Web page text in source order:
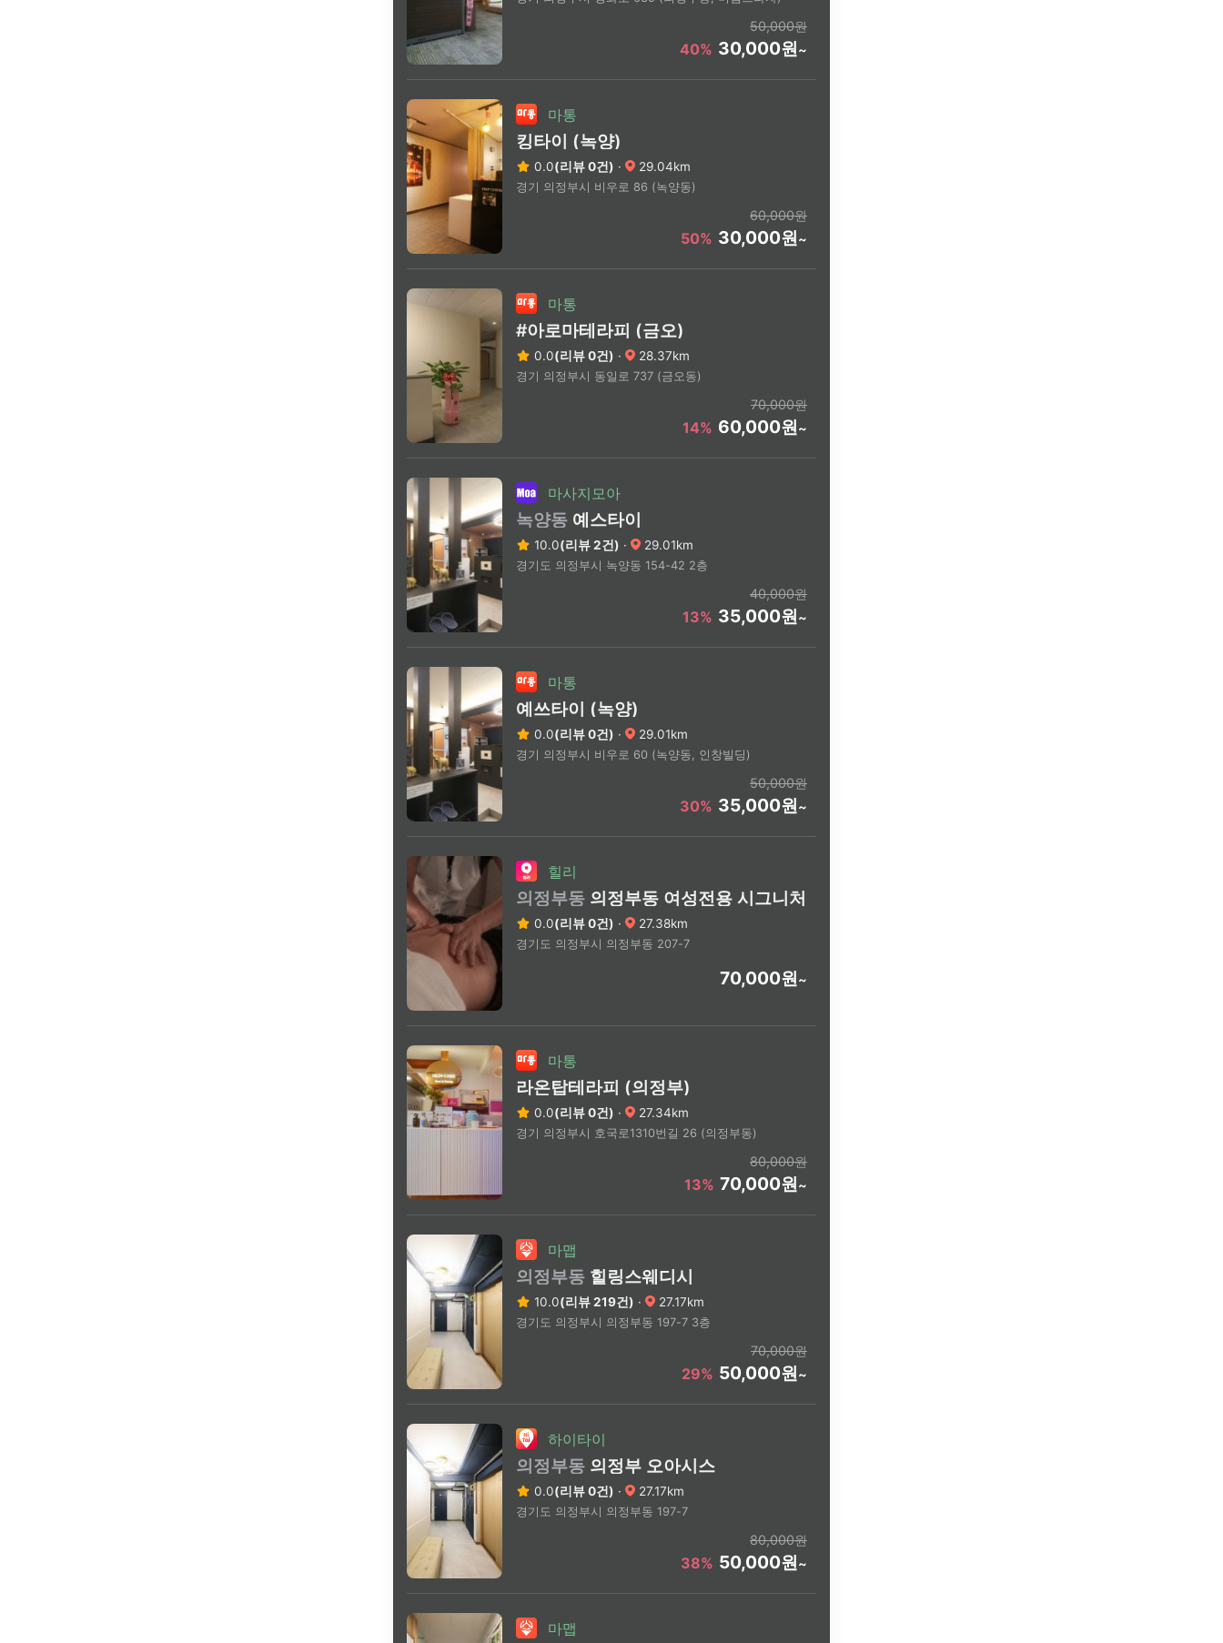
50,000원
40% 30,000원~
마통
킹타이 (녹양)
0.0(리뷰 0건) · 29.04km
경기 의정부시 비우로 86 (녹양동)
60,000원
50% 30,000원~
마통
#아로마테라피 (금오)
0.0(리뷰 0건) · 28.37km
경기 의정부시 동일로 737 (금오동)
70,000원
14% 60,000원~
마사지모아
녹양동 예스타이
10.0(리뷰 2건) · 29.01km
경기도 의정부시 녹양동 154-42 2층
40,000원
13% 35,000원~
마통
예쓰타이 (녹양)
0.0(리뷰 0건) · 29.01km
경기 의정부시 비우로 60 (녹양동, 인창빌딩)
50,000원
30% 35,000원~
힐리
의정부동 의정부동 여성전용 시그니처
0.0(리뷰 0건) · 27.38km
경기도 의정부시 의정부동 207-7
70,000원~
마통
라온탑테라피 (의정부)
0.0(리뷰 0건) · 27.34km
경기 의정부시 호국로1310번길 26 (의정부동)
80,000원
13% 70,000원~
마맵
의정부동 힐링스웨디시
10.0(리뷰 219건) · 27.17km
경기도 의정부시 의정부동 197-7 3층
70,000원
29% 50,000원~
하이타이
의정부동 의정부 오아시스
0.0(리뷰 0건) · 27.17km
경기도 의정부시 의정부동 197-7
80,000원
38% 50,000원~
마맵